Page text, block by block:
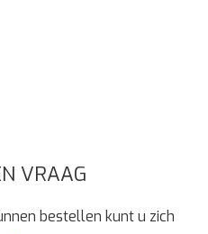
VRAAG
bestellen kunt u zich